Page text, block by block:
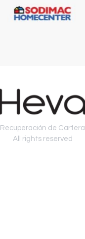
Recuperación de Cartera
All rights reserved